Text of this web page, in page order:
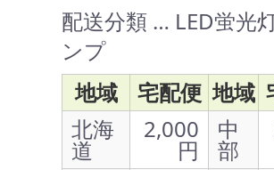
配送分類 … LED蛍光
ンプ
地域
宅配便 地域
北海
道
2,000
円
中
部